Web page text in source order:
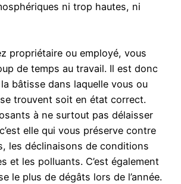
ni trop hautes, ni
propriétaire ou employé, vous
de temps au travail. Il est donc
bâtisse dans laquelle vous ou
trouvent soit en état correct.
à ne surtout pas délaisser
elle qui vous préserve contre
les déclinaisons de conditions
et les polluants. C’est également
le plus de dégâts lors de l’année.